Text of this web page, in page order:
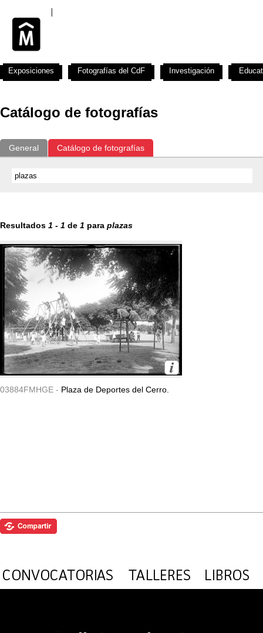
Catálogo de fotografías
General Catálogo de fotografías
Resultados 1 - 1 de 1 para plazas
03884FMHGE - Plaza de Deportes del Cerro.
Exposiciones Fotografías del CdF Investigación